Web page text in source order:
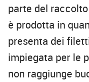
parte del
è prodotta in
presenta dei
impiegata per le
non raggiunge